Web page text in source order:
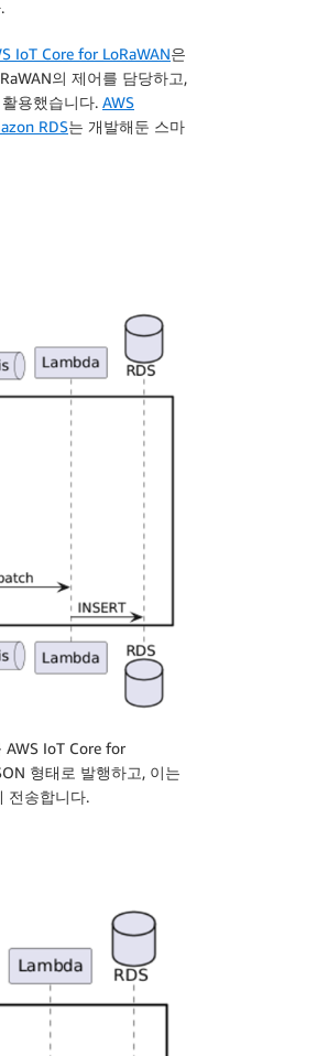
IoT Core for LoRaWAN은
의 제어를 담당하고,
용했습니다. AWS
RDS는 개발해둔 스마
AWS IoT Core for
형태로 발행하고, 이는
전송합니다.